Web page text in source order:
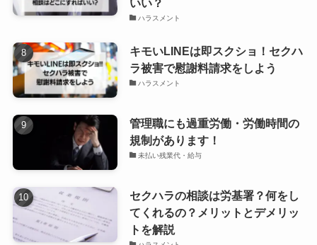
いい？
ハラスメント
キモいLINEは即スクショ！セクハ
ラ被害で慰謝料請求をしよう
ハラスメント
管理職にも過重労働・労働時間の
規制があります！
未払い残業代・給与
セクハラの相談は労基署？何をし
てくれるの？メリットとデメリッ
トを解説